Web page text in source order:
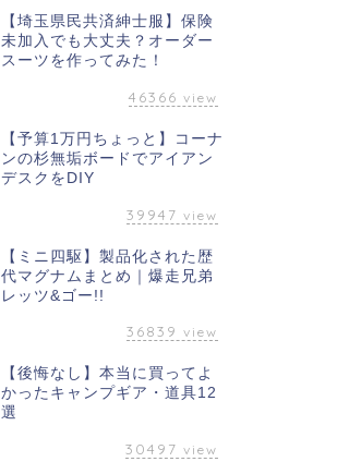
【埼玉県民共済紳士服】保険
未加入でも大丈夫？オーダー
スーツを作ってみた！
46366 view
【予算1万円ちょっと】コーナ
ンの杉無垢ボードでアイアン
デスクをDIY
39947 view
【ミニ四駆】製品化された歴
代マグナムまとめ｜爆走兄弟
レッツ&ゴー!!
36839 view
【後悔なし】本当に買ってよ
かったキャンプギア・道具12
選
30497 view